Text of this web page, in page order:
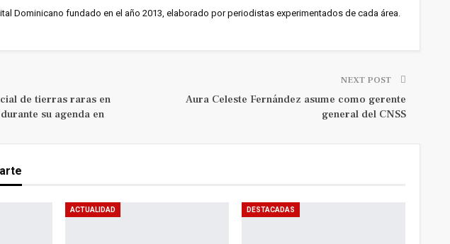
Dominicano fundado en el año 2013, elaborado por periodistas experimentados de cada área.
de tierras raras en
su agenda en
NEXT POST
Aura Celeste Fernández asume como gerente
general del CNSS
ACTUALIDAD DESTACADAS